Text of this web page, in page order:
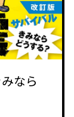
なら